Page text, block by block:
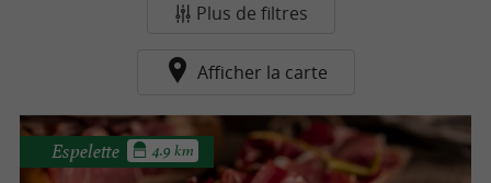
Plus de filtres
Afficher la carte
Espelette 4.9 km